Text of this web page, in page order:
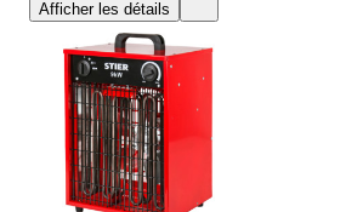
Afficher les détails